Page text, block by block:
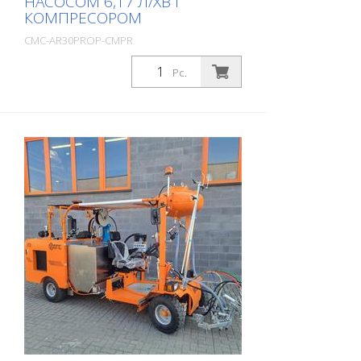
КОМПРЕСОРОМ
CMC-AR30PROP-CMPR
Професійна машина для нанесення
муніципальному секторі! Оснащена
поршневим насосом, компресором та
унікальним RMCD - пристроєм
контролю дорожньої розмітки.
Бензиновий двигун: - Briggs & Stratton
Vanguard - Потужність 6 к.с. - Генератор
для зарядки акумулятора - Електричний і
ручний стартер - Пневматичний
безповітряний пістолет CMC P20 -
Робоче світло і поворотний ліхтар
Компресор - 120 літрів / хвилину - для
пневматичного запуску пістолетів
Форсунки - зі стандартною насадкою:
419 Додатково: - Розкидач скляного
Pc.